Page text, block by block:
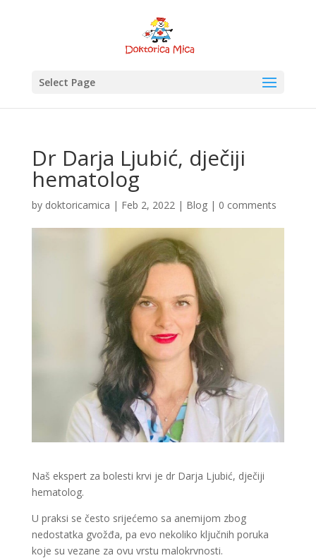
Select Page
Dr Darja Ljubić, dječiji
hematolog
by doktoricamica | Feb 2, 2022| Blog| 0 comments
Naš ekspert za bolesti krvi je dr Darja Ljubić, dječiji
hematolog.
U praksi se često srijećemo sa anemijom zbog
nedostatka gvožđa, pa evo nekoliko ključnih poruka
koje su vezane za ovu vrstu malokrvnosti.